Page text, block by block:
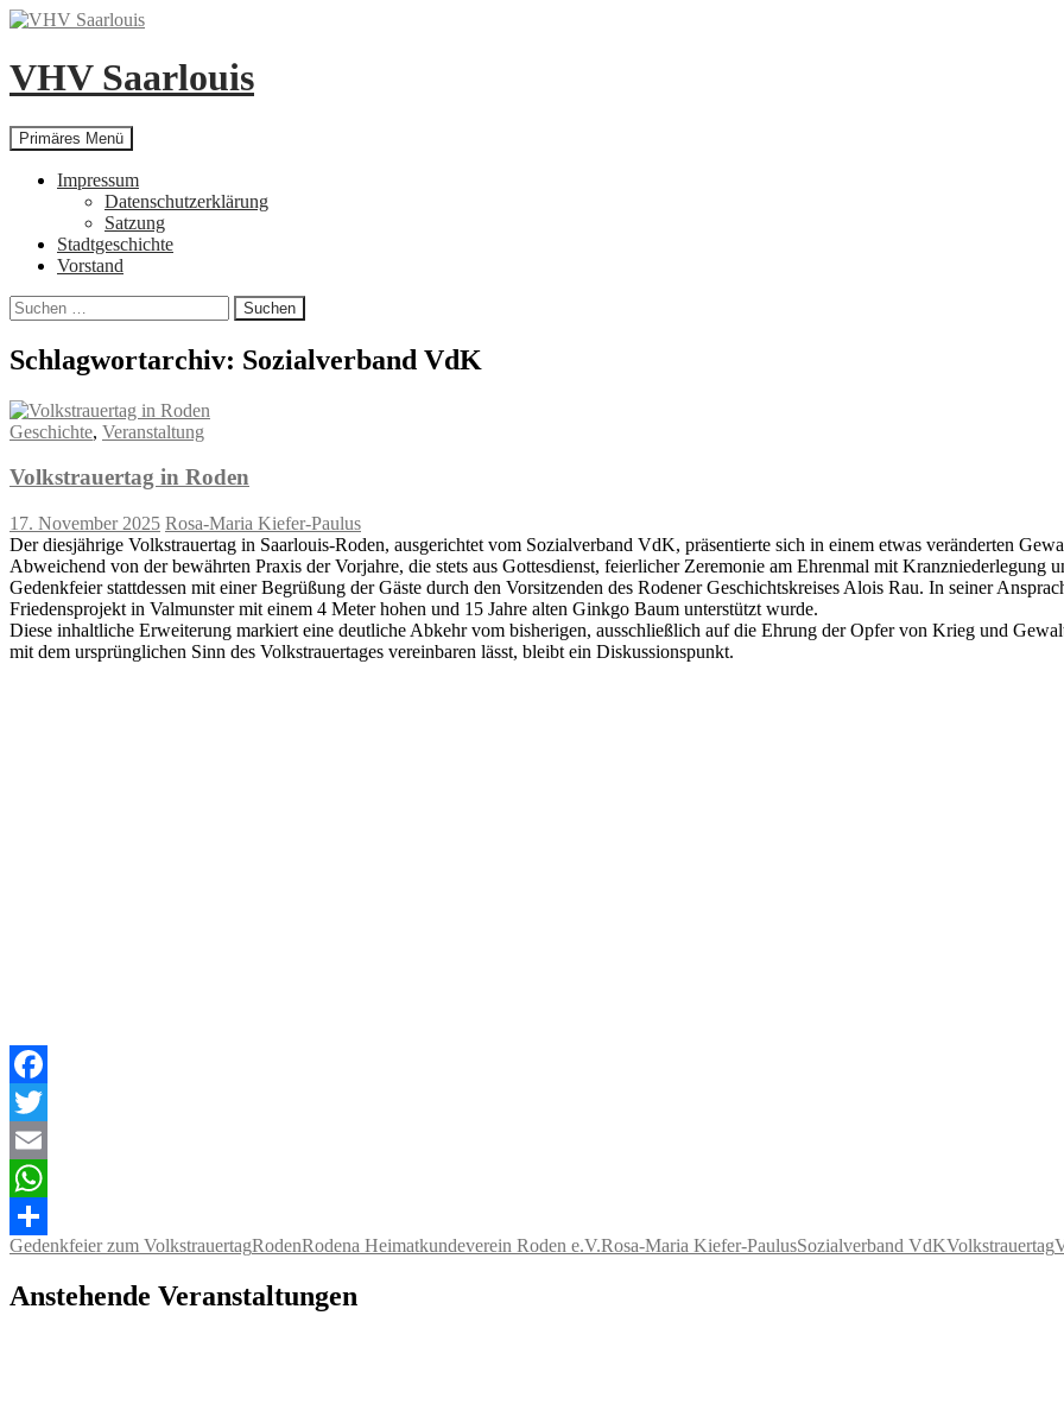
Zum
springen
VHV Saarlouis
Suchen
Primäres Menü
Impressum
Datenschutzerklärung
Satzung
Stadtgeschichte
Vorstand
Suchen
nach:
Schlagwortarchiv: Sozialverband VdK
Geschichte, Veranstaltung
Volkstrauertag in Roden
17. November 2025 Rosa-Maria Kiefer-Paulus
Der diesjährige Volkstrauertag in Saarlouis-Roden, ausgerichtet vom Sozialverband VdK, präsentierte sich in einem etwas veränderten
Abweichend von der bewährten Praxis der Vorjahre, die stets aus Gottesdienst, feierlicher Zeremonie am Ehrenmal mit Kranzniederlegung
Gedenkfeier stattdessen mit einer Begrüßung der Gäste durch den Vorsitzenden des Rodener Geschichtskreises Alois Rau. In seiner
Friedensprojekt in Valmunster mit einem 4 Meter hohen und 15 Jahre alten Ginkgo Baum unterstützt wurde.
Diese inhaltliche Erweiterung markiert eine deutliche Abkehr vom bisherigen, ausschließlich auf die Ehrung der Opfer von Krieg und
mit dem ursprünglichen Sinn des Volkstrauertages vereinbaren lässt, bleibt ein Diskussionspunkt.
Facebook
Twitter
Email
WhatsApp
Teilen
Gedenkfeier zum VolkstrauertagRodenRodena Heimatkundeverein Roden e.V.Rosa-Maria Kiefer-PaulusSozialverband VdKVolkstrauertag
Anstehende Veranstaltungen